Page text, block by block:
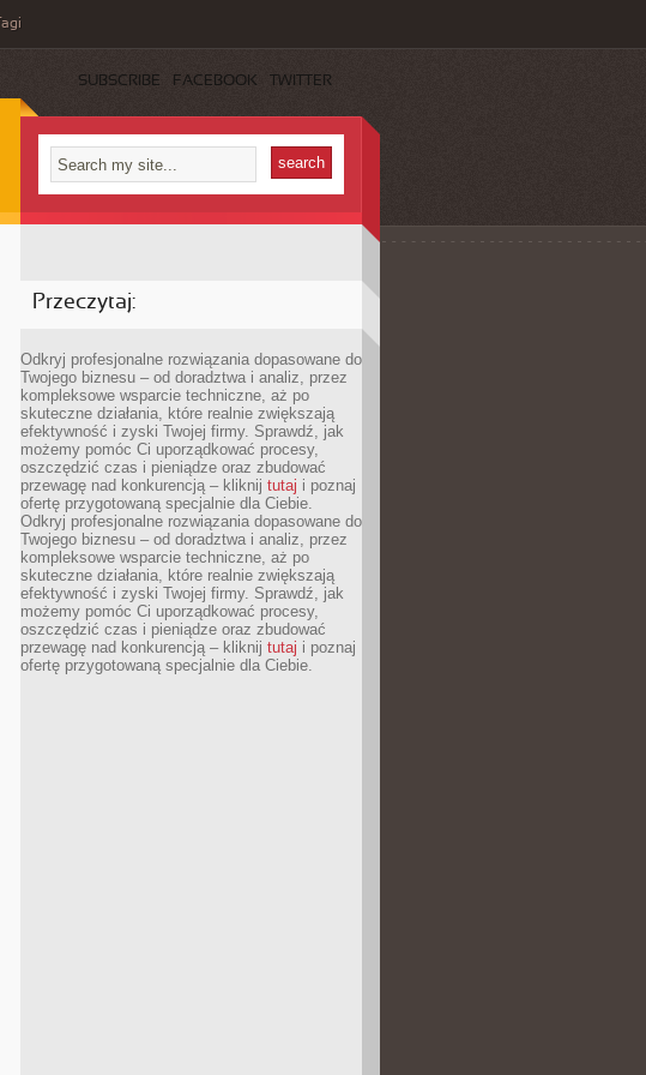
Tagi
SUBSCRIBE FACEBOOK TWITTER
Przeczytaj:
Odkryj profesjonalne rozwiązania dopasowane do
Twojego biznesu – od doradztwa i analiz, przez
kompleksowe wsparcie techniczne, aż po
skuteczne działania, które realnie zwiększają
efektywność i zyski Twojej firmy. Sprawdź, jak
możemy pomóc Ci uporządkować procesy,
oszczędzić czas i pieniądze oraz zbudować
przewagę nad konkurencją – kliknij tutaj i poznaj
ofertę przygotowaną specjalnie dla Ciebie.
Odkryj profesjonalne rozwiązania dopasowane do
Twojego biznesu – od doradztwa i analiz, przez
kompleksowe wsparcie techniczne, aż po
skuteczne działania, które realnie zwiększają
efektywność i zyski Twojej firmy. Sprawdź, jak
możemy pomóc Ci uporządkować procesy,
oszczędzić czas i pieniądze oraz zbudować
przewagę nad konkurencją – kliknij tutaj i poznaj
ofertę przygotowaną specjalnie dla Ciebie.